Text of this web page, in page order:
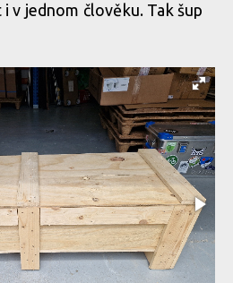
v jednom člověku. Tak šup